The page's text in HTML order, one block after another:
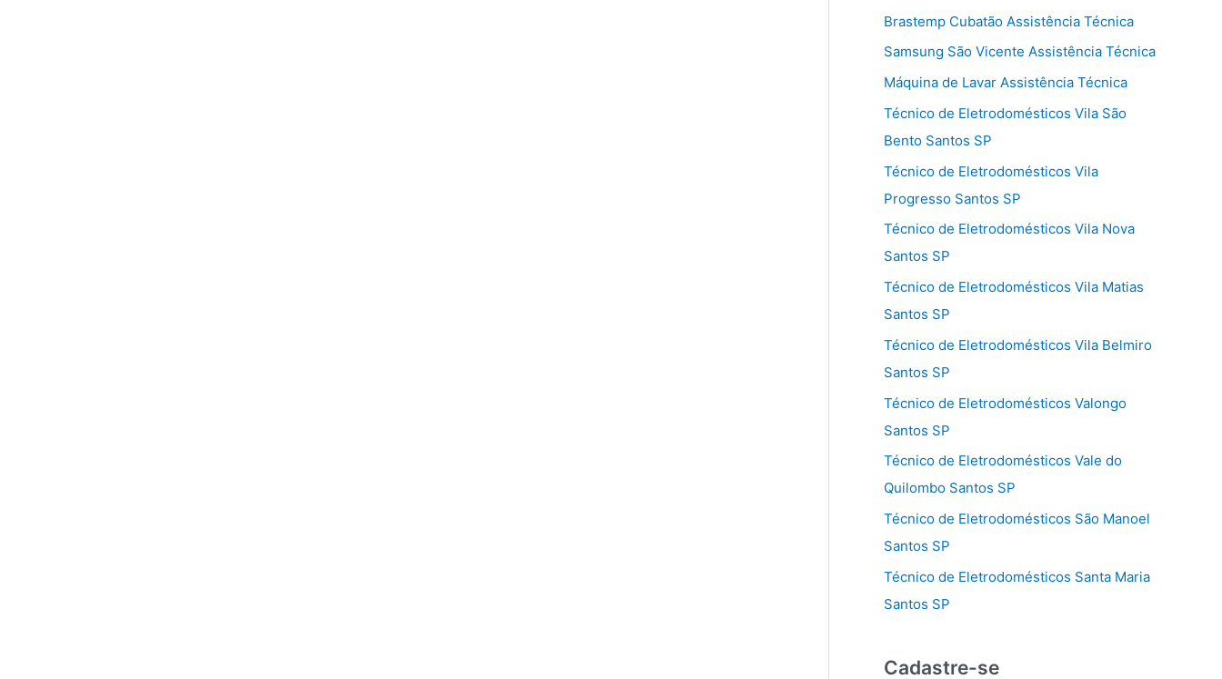
Brastemp Cubatão Assistência Técnica
Samsung São Vicente Assistência Técnica
Máquina de Lavar Assistência Técnica
Técnico de Eletrodomésticos Vila São
Bento Santos SP
Técnico de Eletrodomésticos Vila
Progresso Santos SP
Técnico de Eletrodomésticos Vila Nova
Santos SP
Técnico de Eletrodomésticos Vila Matias
Santos SP
Técnico de Eletrodomésticos Vila Belmiro
Santos SP
Técnico de Eletrodomésticos Valongo
Santos SP
Técnico de Eletrodomésticos Vale do
Quilombo Santos SP
Técnico de Eletrodomésticos São Manoel
Santos SP
Técnico de Eletrodomésticos Santa Maria
Santos SP
Cadastre-se